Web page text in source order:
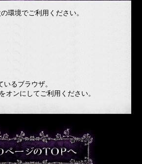
環境でご利用ください。
るブラウザ。
オンにしてご利用ください。